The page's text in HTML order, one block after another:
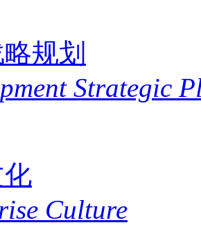
规划
Strategic
Culture